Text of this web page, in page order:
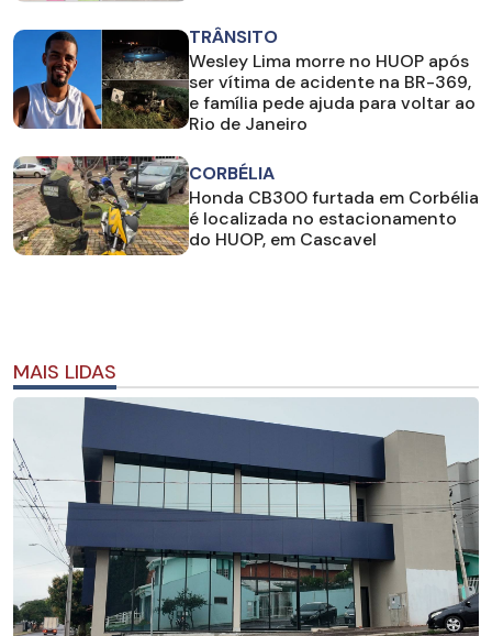
TRÂNSITO
Wesley Lima morre no HUOP após
ser vítima de acidente na BR-369,
e família pede ajuda para voltar ao
Rio de Janeiro
CORBÉLIA
Honda CB300 furtada em Corbélia
é localizada no estacionamento
do HUOP, em Cascavel
MAIS LIDAS